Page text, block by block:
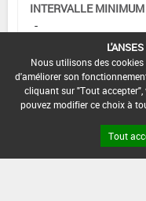
INTERVALLE
-
DISTANCE DE
PRÉSENTES :
Se référer à la
rubrique «
dans l'AMM,
Nous utilisons des
d'améliorer son
cliquant sur "Tout
pouvez modifier ce choix à
Tout